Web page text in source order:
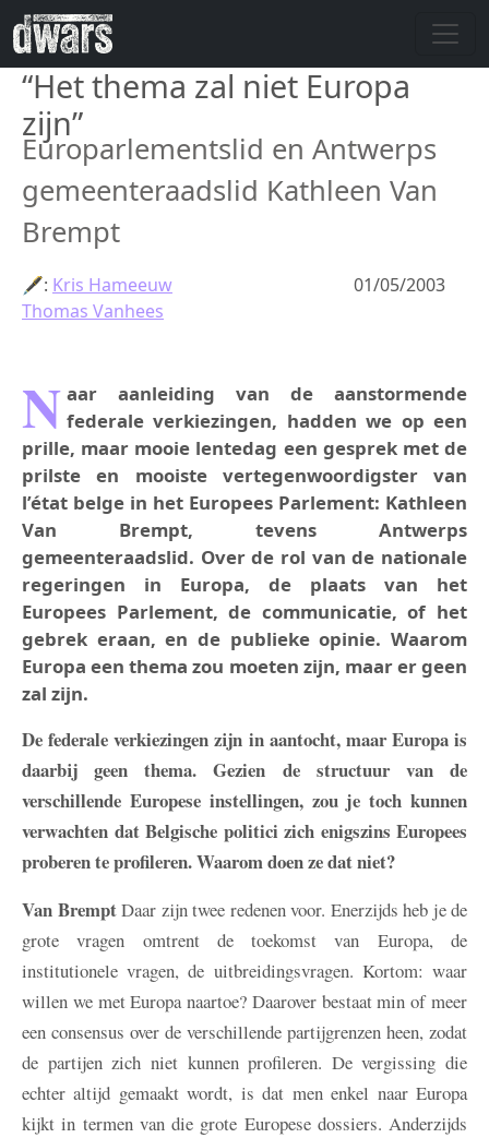
Overslaan en naar de inhoud gaan
“Het thema zal niet Europa
zijn”
Europarlementslid en Antwerps
gemeenteraadslid Kathleen Van
Brempt
01/05/2003
🖋: Kris Hameeuw
Thomas Vanhees
N aar aanleiding van de aanstormende
federale verkiezingen, hadden we op een
prille, maar mooie lentedag een gesprek met de
prilste en mooiste vertegenwoordigster van
l’état belge in het Europees Parlement: Kathleen
Van Brempt, tevens Antwerps
gemeenteraadslid. Over de rol van de nationale
regeringen in Europa, de plaats van het
Europees Parlement, de communicatie, of het
gebrek eraan, en de publieke opinie. Waarom
Europa een thema zou moeten zijn, maar er geen
zal zijn.
De federale verkiezingen zijn in aantocht, maar Europa is
daarbij geen thema. Gezien de structuur van de
verschillende Europese instellingen, zou je toch kunnen
verwachten dat Belgische politici zich enigszins Europees
proberen te profileren. Waarom doen ze dat niet?
Van BremptDaar zijn twee redenen voor. Enerzijds heb je de
grote vragen omtrent de toekomst van Europa, de
institutionele vragen, de uitbreidingsvragen. Kortom: waar
willen we met Europa naartoe? Daarover bestaat min of meer
een consensus over de verschillende partijgrenzen heen, zodat
de partijen zich niet kunnen profileren. De vergissing die
echter altijd gemaakt wordt, is dat men enkel naar Europa
kijkt in termen van die grote Europese dossiers. Anderzijds